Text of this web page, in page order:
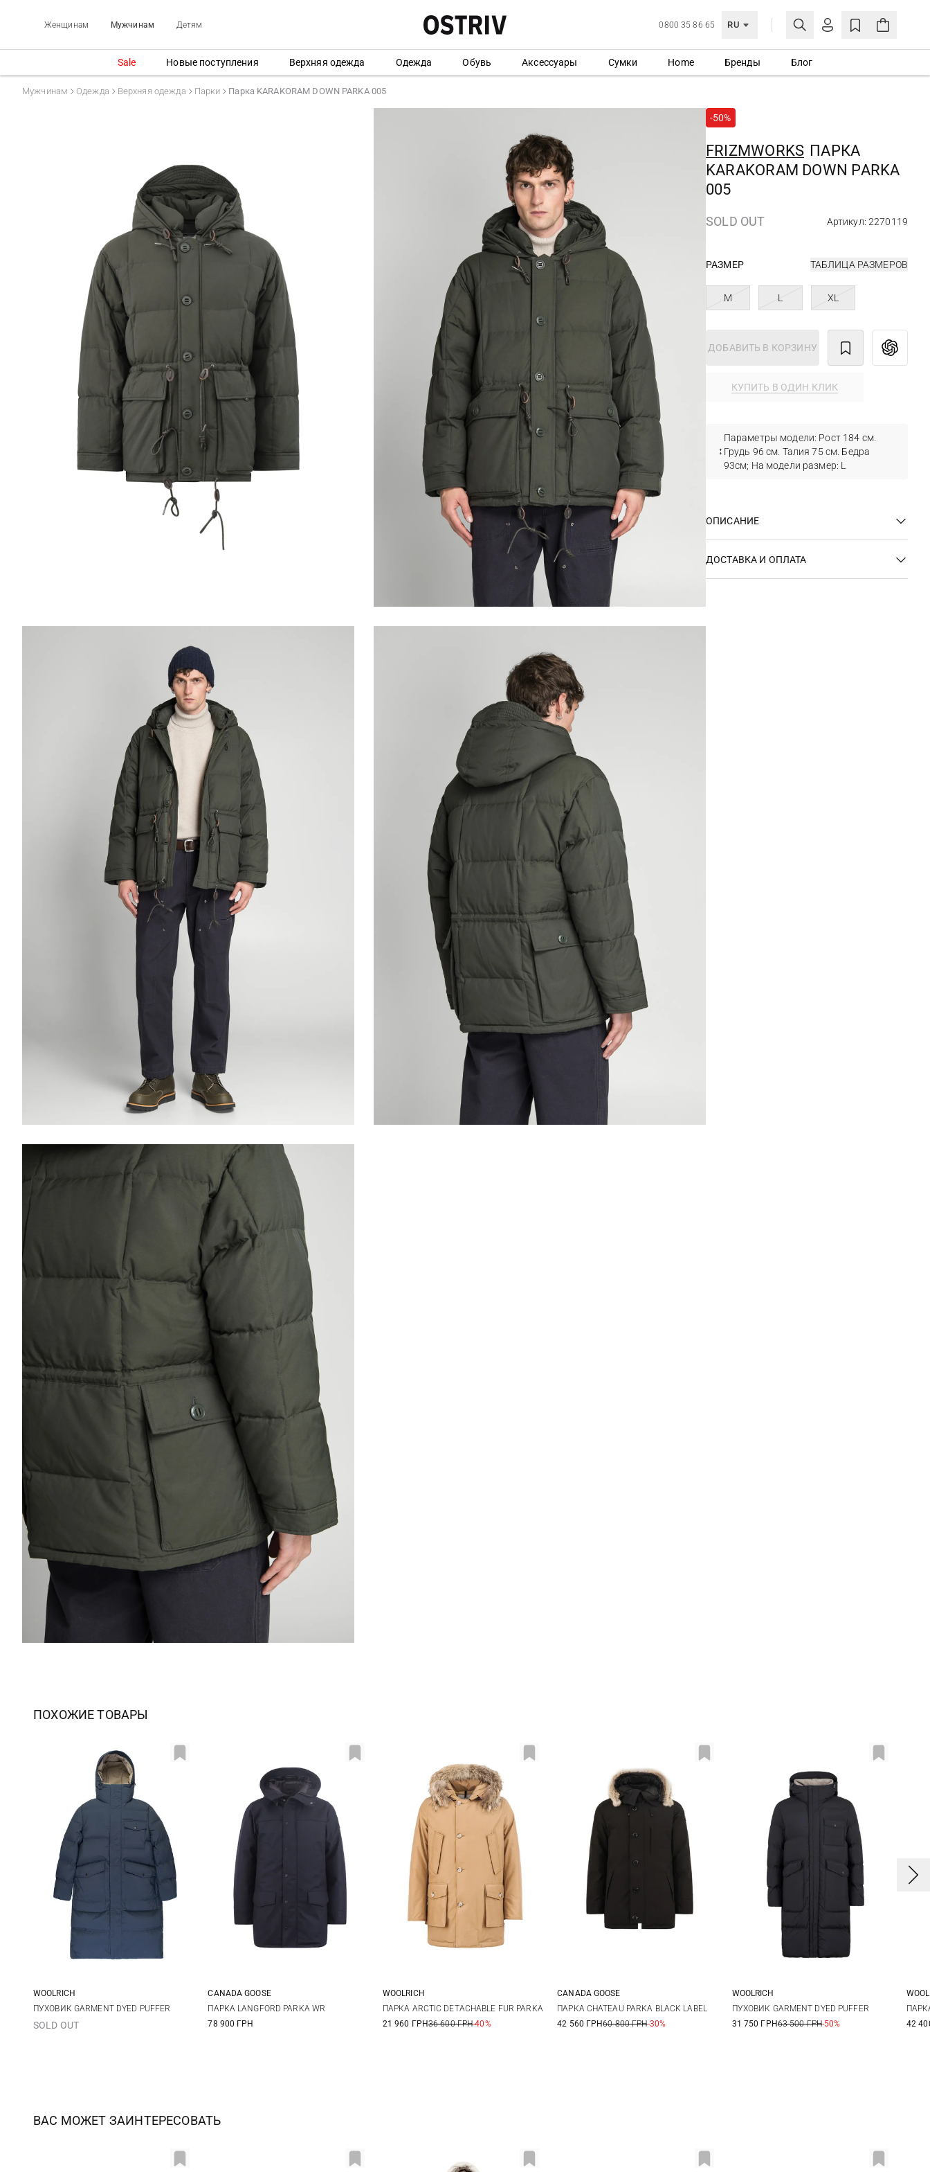
Женщинам Мужчинам Детям 0800 35 86 65 RU
ЛИЧНЫЙ КАБИНЕТ
СОЗДАТЬ УЧЕТНУЮ ЗАПИСЬ
Sale Новые поступления Верхняя одежда Одежда Обувь Аксессуары Сумки Home Бренды Блог
Мужчинам Одежда Верхняя одежда Парки Парка KARAKORAM DOWN PARKA 005
-50%
FRIZMWORKS ПАРКА
KARAKORAM DOWN PARKA
005
SOLD OUT Артикул: 2270119
РАЗМЕР ТАБЛИЦА РАЗМЕРОВ
M L XL
ДОБАВИТЬ В КОРЗИНУ
КУПИТЬ В ОДИН КЛИК
Параметры модели: Рост 184 см.
Грудь 96 см. Талия 75 см. Бедра
93см; На модели размер: L
ОПИСАНИЕ
ДОСТАВКА И ОПЛАТА
ПОХОЖИЕ ТОВАРЫ
M L XL
WOOLRICH
ПУХОВИК GARMENT DYED PUFFER
SOLD OUT
M L XL
CANADA GOOSE
ПАРКА LANGFORD PARKA WR
78 900 ГРН
S M L XL
WOOLRICH
ПАРКА ARCTIC DETACHABLE FUR PARKA
21 960 ГРН36 600 ГРН-40%
S M L XL
CANADA GOOSE
ПАРКА CHATEAU PARKA BLACK LABEL
42 560 ГРН60 800 ГРН-30%
M L XL XXL
WOOLRICH
ПУХОВИК GARMENT DYED PUFFER
31 750 ГРН63 500 ГРН-50%
M
42
ВАС МОЖЕТ ЗАИНТЕРЕСОВАТЬ